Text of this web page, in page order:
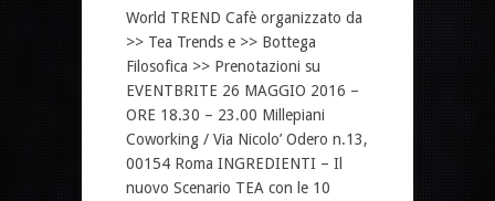
World TREND Cafè organizzato da
>> Tea Trends e >> Bottega
Filosofica >> Prenotazioni su
EVENTBRITE 26 MAGGIO 2016 –
ORE 18.30 – 23.00 Millepiani
Coworking / Via Nicolo’ Odero n.13,
00154 Roma INGREDIENTI – Il
nuovo Scenario TEA con le 10